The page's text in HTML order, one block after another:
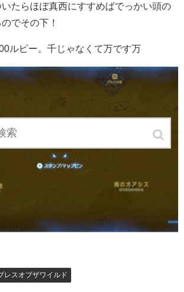
たらほぼ真西にすすめばでっかい頭の
でその下！
ルピー。千じゃなくて万です万
レスオブザワイルド